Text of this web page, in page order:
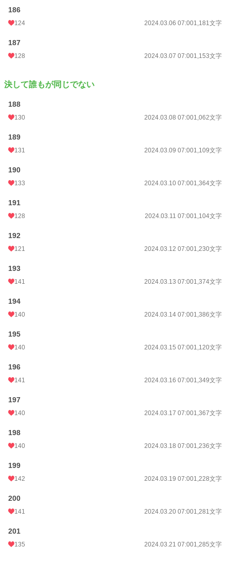
186
124 2024.03.06 07:001,181文字
187
128 2024.03.07 07:001,153文字
決して誰もが同じでない
188
130 2024.03.08 07:001,062文字
189
131 2024.03.09 07:001,109文字
190
133 2024.03.10 07:001,364文字
191
128 2024.03.11 07:001,104文字
192
121 2024.03.12 07:001,230文字
193
141 2024.03.13 07:001,374文字
194
140 2024.03.14 07:001,386文字
195
140 2024.03.15 07:001,120文字
196
141 2024.03.16 07:001,349文字
197
140 2024.03.17 07:001,367文字
198
140 2024.03.18 07:001,236文字
199
142 2024.03.19 07:001,228文字
200
141 2024.03.20 07:001,281文字
201
135 2024.03.21 07:001,285文字